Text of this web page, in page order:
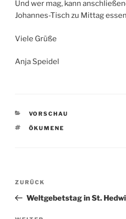
Und wer mag, kann
Johannes-Tisch zu Mittag
Viele Grüße
Anja Speidel
KATEGORIEN
VORSCHAU
SCHLAGWÖRTER
ÖKUMENE
Beitragsnavigation
Vorheriger
Beitrag
ZURÜCK
Weltgebetstag in St.